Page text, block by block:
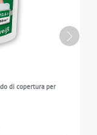
di copertura per